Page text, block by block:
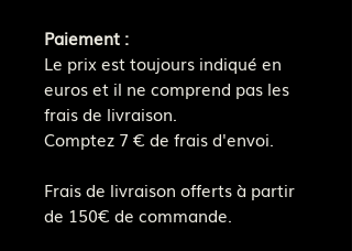
Paiement :
Le prix est toujours indiqué en
euros et il ne comprend pas les
frais de livraison.
Comptez 7 € de frais d'envoi.
Frais de livraison offerts à partir
de 150€ de commande.